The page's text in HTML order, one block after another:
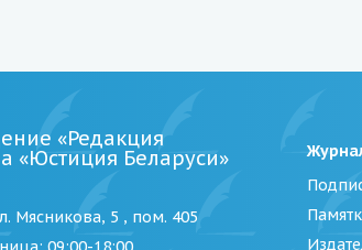
«Редакция
«Юстиция Беларуси»
Мясникова, 5 , пом. 405